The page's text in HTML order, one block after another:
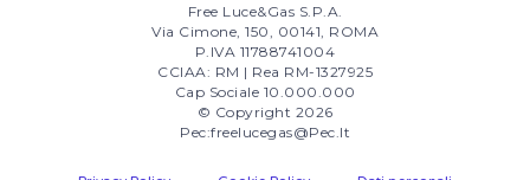
Free Luce&Gas S.p.A.
Via Cimone, 150, 00141, ROMA
P.IVA 11788741004
CCIAA: RM | Rea RM-1327925
Cap Sociale 10.000.000
© Copyright 2026
Pec:freelucegas@pec.it